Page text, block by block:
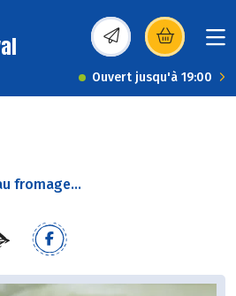
(s’ouvre dans une
Ouvert jusqu'à 19:00
fromage...